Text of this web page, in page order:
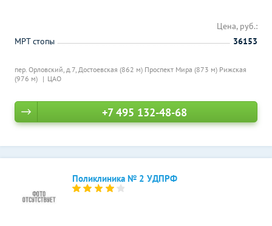
пер. Орловский, д.7, Достоевская (862 м) Проспект Мира (873 м) Рижская
(976 м)
ЦАО
Цена, руб.:
МРТ стопы
36153
+7 495 132-48-68
Поликлиника № 2 УДПРФ